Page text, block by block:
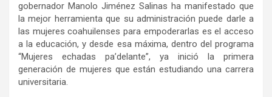
gobernador Manolo Jiménez Salinas ha manifestado que
la mejor herramienta que su administración puede darle a
las mujeres coahuilenses para empoderarlas es el acceso
a la educación, y desde esa máxima, dentro del programa
“Mujeres echadas pa’delante”, ya inició la primera
generación de mujeres que están estudiando una carrera
universitaria.